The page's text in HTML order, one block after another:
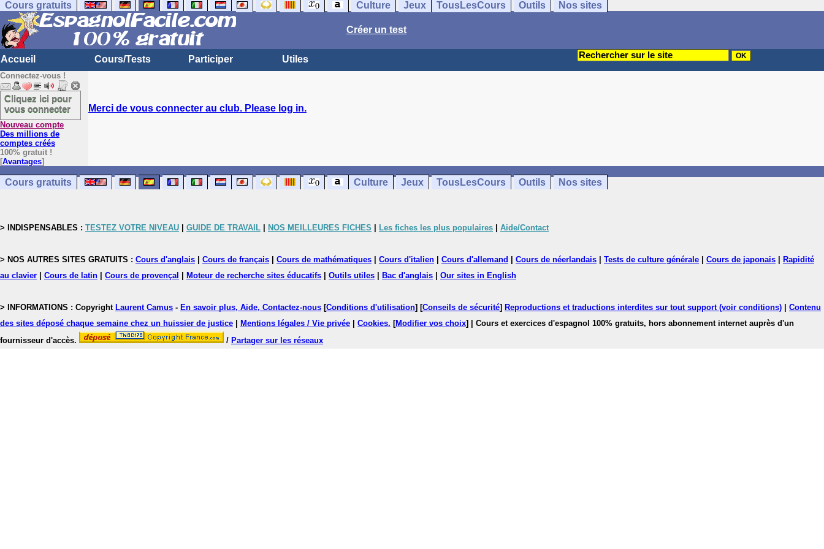
Cours gratuits Culture Jeux TousLesCours Outils Nos sites
Créer un test
Accueil Cours/Tests Participer Utiles
Connectez-vous !
Cliquez ici pour
vous connecter
Nouveau compte
Des millions de
comptes créés
100% gratuit !
[Avantages]
Merci de vous connecter au club. Please log in.
Cours gratuits Culture Jeux TousLesCours Outils Nos sites
> INDISPENSABLES : TESTEZ VOTRE NIVEAU GUIDE DE TRAVAIL NOS MEILLEURES FICHES Les fiches les plus populaires Aide/Contact
> NOS AUTRES SITES GRATUITS : Cours d'anglais Cours de français Cours de mathématiques Cours d'italien Cours d'allemand Cours de néerlandais Tests de culture générale Cours de japonais
Rapidité
au clavier
Cours de latin Cours de provençal Moteur de recherche sites éducatifs Outils utiles Bac d'anglais Our sites in English
> INFORMATIONS : Copyright Laurent Camus - En savoir plus, Aide, Contactez-nous [Conditions d'utilisation] [Conseils de sécurité] Reproductions et traductions interdites sur tout support (voir conditions)
Contenu
des sites déposé chaque semaine chez un huissier de justice
Mentions légales / Vie privée Cookies. [Modifier vos choix]
| Cours et exercices d'espagnol 100% gratuits, hors abonnement internet auprès d'un
fournisseur d'accès.
/ Partager sur les réseaux